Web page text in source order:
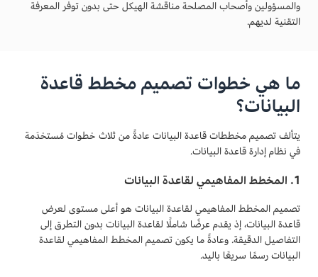
والمسؤولين وأصحاب المصلحة مناقشة الهيكل حتى بدون توفر المعرفة
التقنية لديهم.
ما هي خطوات تصميم مخطط قاعدة
البيانات؟
يتألف تصميم مخططات قاعدة البيانات عادةً من ثلاث خطوات مُستخدَمة
في نظام إدارة قاعدة البيانات.
1. المخطط المفاهيمي لقاعدة البيانات
تصميم المخطط المفاهيمي لقاعدة البيانات هو أعلى مستوى لعرض
قاعدة البيانات، إذ يقدم عرضًا شاملًا لقاعدة البيانات بدون التطرق إلى
التفاصيل الدقيقة. وعادةً ما يكون تصميم المخطط المفاهيمي لقاعدة
البيانات رسمًا سريعًا باليد.